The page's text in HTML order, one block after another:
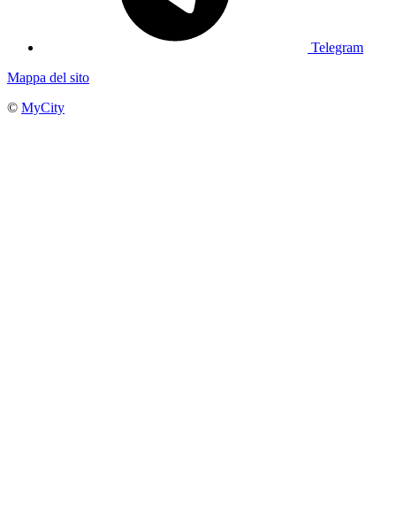
Telegram
Mappa del sito
© MyCity